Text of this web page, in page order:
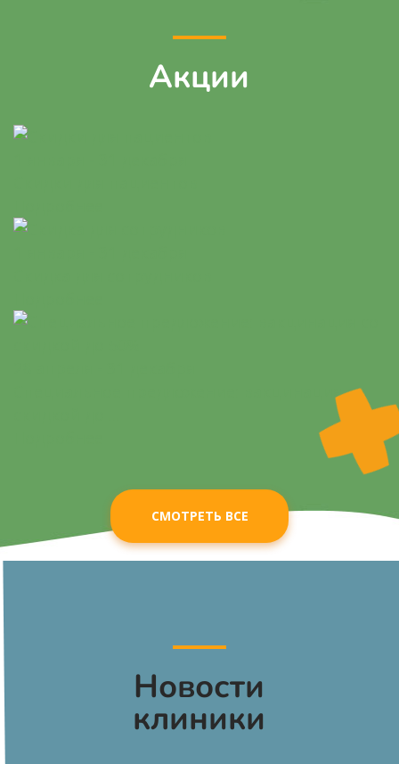
Акции
Специальное предложение: вакцинация со
СМОТРЕТЬ ВСЕ
Новости
клиники